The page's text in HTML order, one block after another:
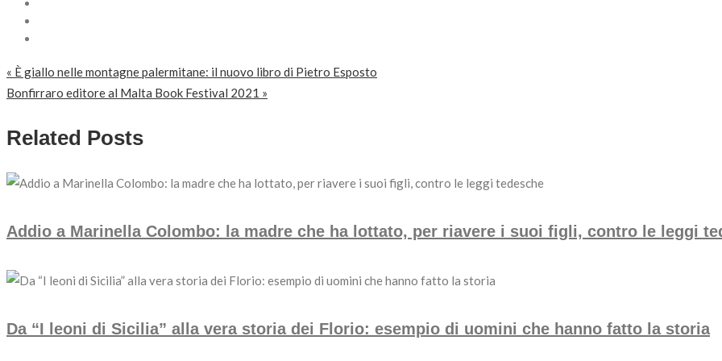
Navigazione
articoli
« È giallo nelle montagne palermitane: il nuovo libro di Pietro Esposto
Bonfirraro editore al Malta Book Festival 2021 »
Related Posts
Addio a Marinella Colombo: la madre che ha lottato, per riavere i suoi figli, contro le leggi
Da “I leoni di Sicilia” alla vera storia dei Florio: esempio di uomini che hanno fatto la storia